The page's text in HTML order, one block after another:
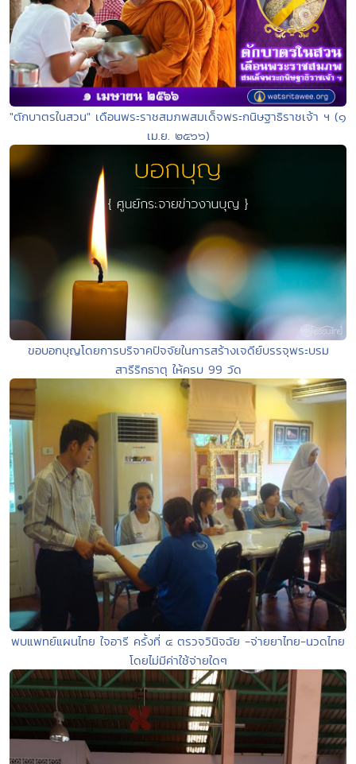
"ตักบาตรในสวน" เดือนพระราชสมภพสมเด็จพระกนิษฐาธิราชเจ้า ฯ (๑
เม.ย. ๒๕๖๖)
ขอบอกบุญโดยการบริจาคปัจจัยในการสร้างเจดีย์บรรจุพระบรม
สารีริกธาตุ ให้ครบ 99 วัด
พบแพทย์แผนไทย ใจอารี ครั้งที่ ๔ ตรวจวินิจฉัย -จ่ายยาไทย-นวดไทย
โดยไม่มีค่าใช้จ่ายใดๆ